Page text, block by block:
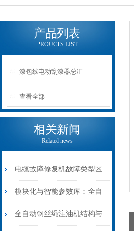
产品列表
PROUCTS LIST
漆包线电动刮漆器总汇
查看全部
相关新闻
Related news
电缆故障修复机故障类型区
分指南：从“绝缘电
阻”到“波形特征”的精准诊
模块化与智能参数库：全自
动电缆修复机的快速换型逻
全自动钢丝绳注油机结构与